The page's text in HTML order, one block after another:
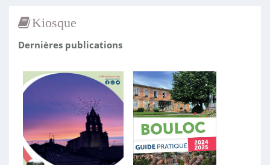
Kiosque
Dernières publications